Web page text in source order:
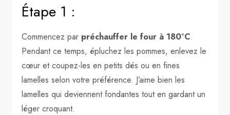
Étape 1 :
Commencez par préchauffer le four à 180°C.
Pendant ce temps, épluchez les pommes, enlevez le
cœur et coupez-les en petits dés ou en fines
lamelles selon votre préférence. J’aime bien les
lamelles qui deviennent fondantes tout en gardant un
léger croquant.